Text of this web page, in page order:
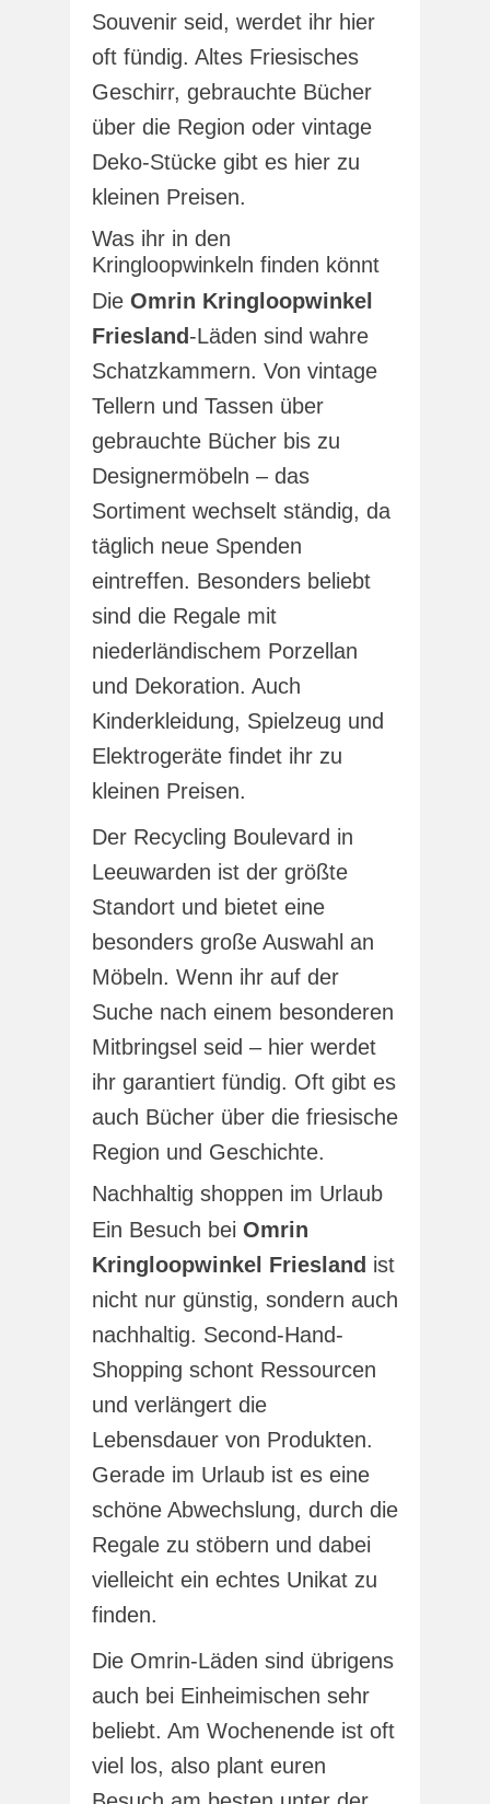
Souvenir seid, werdet ihr hier
oft fündig. Altes Friesisches
Geschirr, gebrauchte Bücher
über die Region oder vintage
Deko-Stücke gibt es hier zu
kleinen Preisen.
Was ihr in den
Kringloopwinkeln finden könnt
Die Omrin Kringloopwinkel
Friesland-Läden sind wahre
Schatzkammern. Von vintage
Tellern und Tassen über
gebrauchte Bücher bis zu
Designermöbeln – das
Sortiment wechselt ständig, da
täglich neue Spenden
eintreffen. Besonders beliebt
sind die Regale mit
niederländischem Porzellan
und Dekoration. Auch
Kinderkleidung, Spielzeug und
Elektrogeräte findet ihr zu
kleinen Preisen.
Der Recycling Boulevard in
Leeuwarden ist der größte
Standort und bietet eine
besonders große Auswahl an
Möbeln. Wenn ihr auf der
Suche nach einem besonderen
Mitbringsel seid – hier werdet
ihr garantiert fündig. Oft gibt es
auch Bücher über die friesische
Region und Geschichte.
Nachhaltig shoppen im Urlaub
Ein Besuch bei Omrin
Kringloopwinkel Friesland ist
nicht nur günstig, sondern auch
nachhaltig. Second-Hand-
Shopping schont Ressourcen
und verlängert die
Lebensdauer von Produkten.
Gerade im Urlaub ist es eine
schöne Abwechslung, durch die
Regale zu stöbern und dabei
vielleicht ein echtes Unikat zu
finden.
Die Omrin-Läden sind übrigens
auch bei Einheimischen sehr
beliebt. Am Wochenende ist oft
viel los, also plant euren